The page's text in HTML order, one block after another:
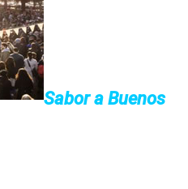
Sabor a Buenos